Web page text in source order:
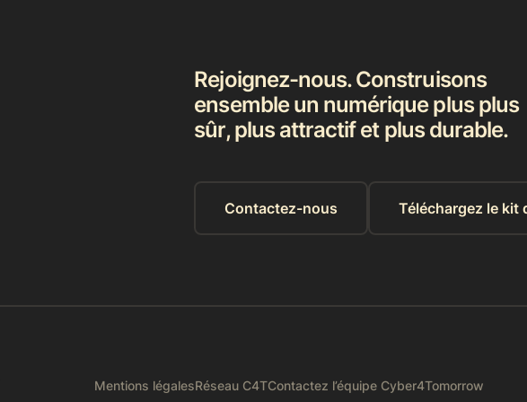
Rejoignez-nous. Construisons
ensemble un numérique plus plus
sûr, plus attractif et plus durable.
Contactez-nous Téléchargez le kit
Mentions légalesRéseau C4TContactez l’équipe Cyber4Tomorrow